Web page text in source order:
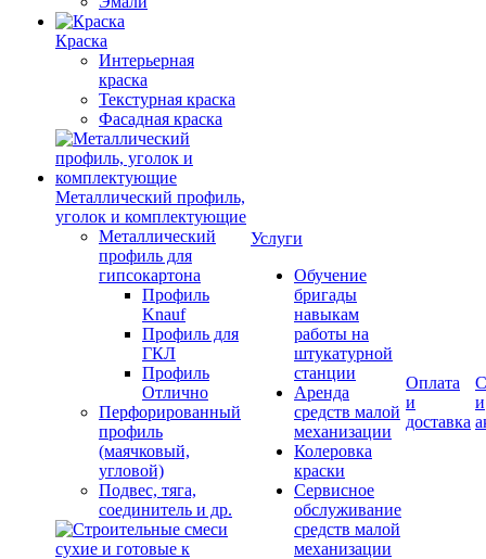
Краска
Интерьерная
краска
Текстурная краска
Фасадная краска
Металлический профиль,
уголок и комплектующие
Металлический
профиль для
гипсокартона
Профиль
Knauf
Профиль для
ГКЛ
Профиль
Отлично
Перфорированный
профиль
(маячковый,
угловой)
Подвес, тяга,
соединитель и др.
Услуги
Обучение
бригады
навыкам
работы на
штукатурной
станции
Аренда
средств малой
механизации
Колеровка
краски
Сервисное
обслуживание
средств малой
механизации
Оплата
и
доставка
и